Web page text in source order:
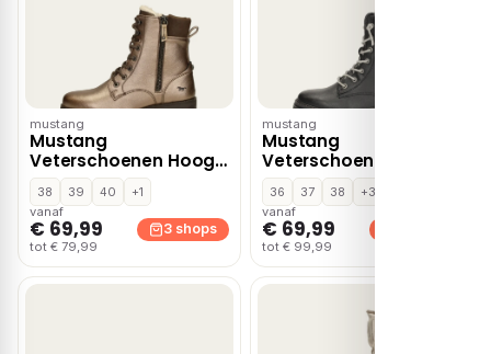
mustang
Mustang
Veterschoenen Hoog
– Goudkleur
38 39 40
+1
vanaf
€ 69,99
tot € 79,99
3 shops
mustang
Mustang
Veterschoenen Hoog
– Zwart
36 37 38
+3
vanaf
€ 69,99
tot € 99,99